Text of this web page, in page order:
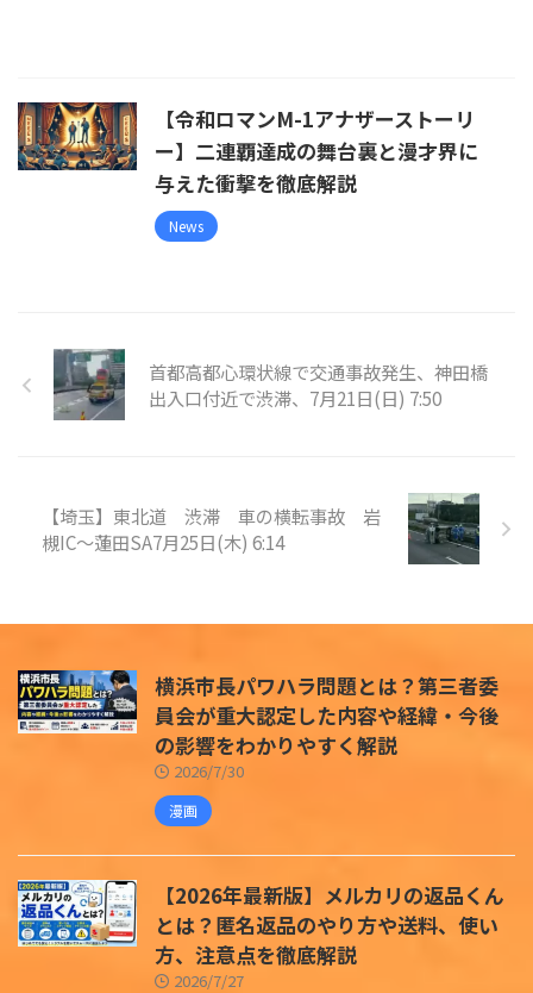
【令和ロマンM-1アナザーストーリ
ー】二連覇達成の舞台裏と漫才界に
与えた衝撃を徹底解説
News
首都高都心環状線で交通事故発生、神田橋
出入口付近で渋滞、7月21日(日) 7:50
【埼玉】東北道 渋滞 車の横転事故 岩
槻IC〜蓮田SA7月25日(木) 6:14
横浜市長パワハラ問題とは？第三者委
員会が重大認定した内容や経緯・今後
の影響をわかりやすく解説
2026/7/30
漫画
【2026年最新版】メルカリの返品くん
とは？匿名返品のやり方や送料、使い
方、注意点を徹底解説
2026/7/27